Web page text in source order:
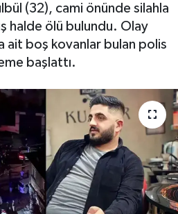
(32), cami önünde silahla
halde ölü bulundu. Olay
ait boş kovanlar bulan polis
başlattı.